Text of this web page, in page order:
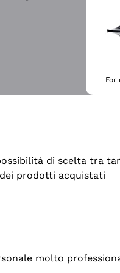
di scelta tra
prodotti acquistati
molto
For